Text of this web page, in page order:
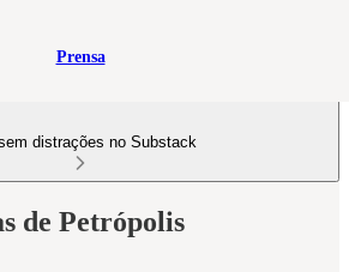
Prensa
distrações no Substack
de Petrópolis